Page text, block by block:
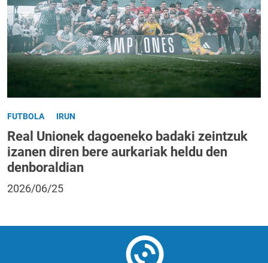
FUTBOLA IRUN
Real Unionek dagoeneko badaki zeintzuk
izanen diren bere aurkariak heldu den
denboraldian
2026/06/25